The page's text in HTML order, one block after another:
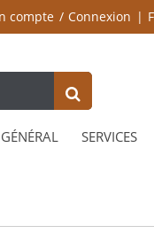
compte Connexion
SERVICES